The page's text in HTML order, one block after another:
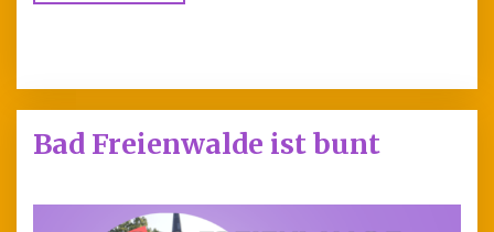
Bad Freienwalde ist bunt